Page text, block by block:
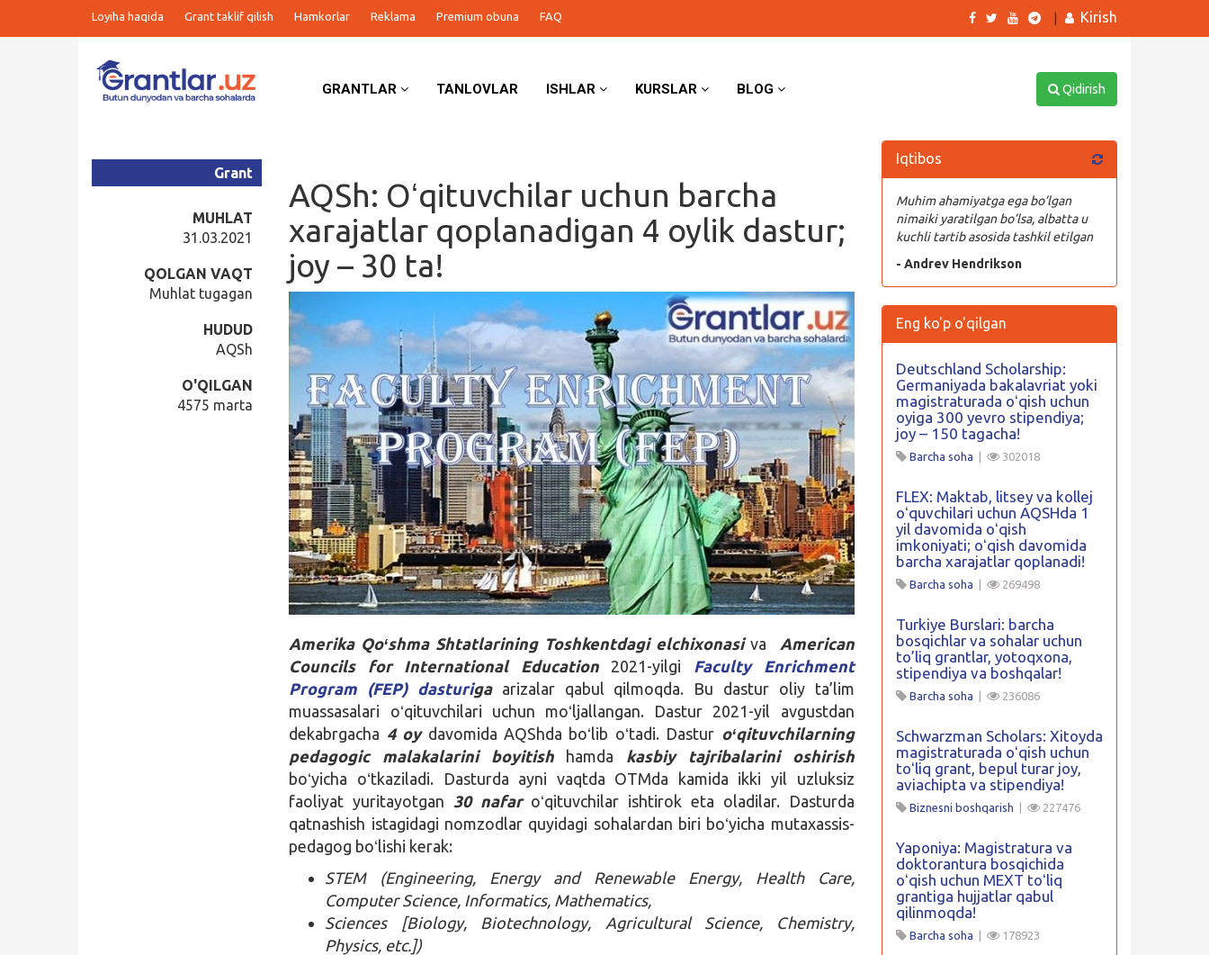
Loyiha haqida Grant taklif qilish Hamkorlar Reklama Premium obuna FAQ Kirish
GRANTLAR TANLOVLAR ISHLAR KURSLAR BLOG Qidirish
AQSh: Oʻqituvchilar uchun barcha
xarajatlar qoplanadigan 4 oylik dastur;
joy – 30 ta!
Grant
MUHLAT
31.03.2021
QOLGAN VAQT
Muhlat tugagan
HUDUD
AQSh
O'QILGAN
4575 marta
Amerika Qoʻshma Shtatlarining Toshkentdagi elchixonasiva American
Councils for International Education2021-yilgi
Faculty Enrichment
Program (FEP) dasturigaarizalar qabul qilmoqda. Bu dastur oliy ta’lim
muassasalari oʻqituvchilari uchun moʻljallangan. Dastur 2021-yil avgustdan
dekabrgacha 4 oydavomida AQShda boʻlib oʻtadi. Dastur oʻqituvchilarning
pedagogic malakalarini boyitishhamda kasbiy tajribalarini oshirish
boʻyicha oʻtkaziladi. Dasturda ayni vaqtda OTMda kamida ikki yil uzluksiz
faoliyat yuritayotgan 30 nafar oʻqituvchilar ishtirok eta oladilar. Dasturda
qatnashish istagidagi nomzodlar quyidagi sohalardan biri boʻyicha mutaxassis-
pedagog boʻlishi kerak:
STEM (Engineering, Energy and Renewable Energy, Health Care,
Computer Science, Informatics, Mathematics,
Sciences [Biology, Biotechnology, Agricultural Science, Chemistry,
Physics, etc.])
Iqtibos
Muhim ahamiyatga ega bo’lgan
nimaiki yaratilgan bo’lsa, albatta u
kuchli tartib asosida tashkil etilgan
- Andrev Hendrikson
Eng ko'p o'qilgan
Deutschland Scholarship:
Germaniyada bakalavriat yoki
magistraturada oʻqish uchun
oyiga 300 yevro stipendiya;
joy – 150 tagacha!
Barcha soha 302018
FLEX: Maktab, litsey va kollej
oʻquvchilari uchun AQSHda 1
yil davomida oʻqish
imkoniyati; oʻqish davomida
barcha xarajatlar qoplanadi!
Barcha soha 269498
Turkiye Burslari: barcha
bosqichlar va sohalar uchun
to’liq grantlar, yotoqxona,
stipendiya va boshqalar!
Barcha soha 236086
Schwarzman Scholars: Xitoyda
magistraturada oʻqish uchun
toʻliq grant, bepul turar joy,
aviachipta va stipendiya!
Biznesni boshqarish 227476
Yaponiya: Magistratura va
doktorantura bosqichida
oʻqish uchun MEXT toʻliq
grantiga hujjatlar qabul
qilinmoqda!
Barcha soha 178923